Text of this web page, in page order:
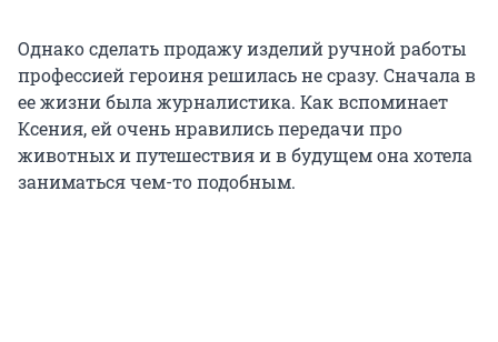
Однако сделать продажу изделий ручной работы
профессией героиня решилась не сразу. Сначала в
ее жизни была журналистика. Как вспоминает
Ксения, ей очень нравились передачи про
животных и путешествия и в будущем она хотела
заниматься чем-то подобным.